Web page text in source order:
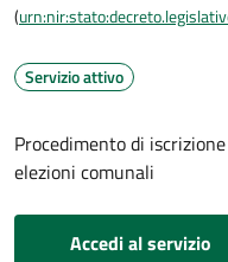
(
Servizio attivo
Procedimento di
elezioni comunali
Accedi al servizio